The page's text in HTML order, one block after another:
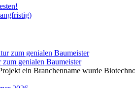
genialen Baumeister
ein Branchenname wurde